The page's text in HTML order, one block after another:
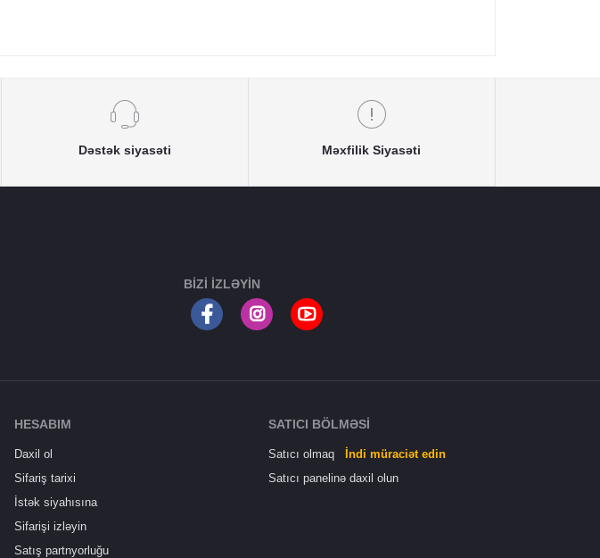
Dəstək siyasəti Məxfilik Siyasəti
BIZI IZLƏYIN
HESABIM
Daxil ol
Sifariş tarixi
İstək siyahısına
Sifarişi izləyin
Satış partnyorluğu
SATICI BÖLMƏSI
Satıcı olmaq
İndi müraciət edin
Satıcı panelinə daxil olun